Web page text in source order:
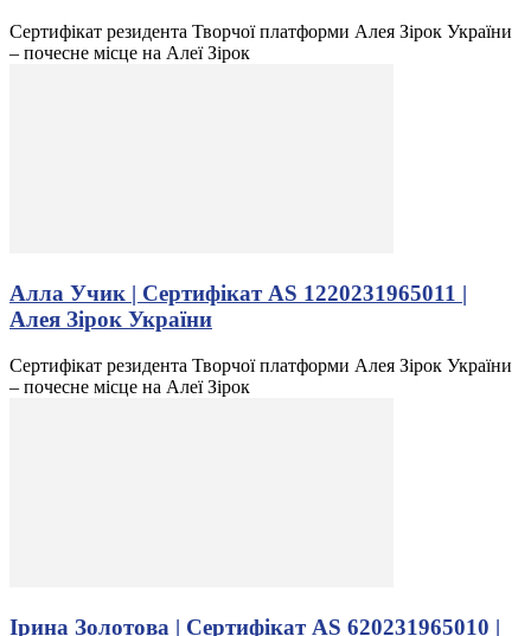
Сертифікат резидента Творчої платформи Алея Зірок України
– почесне місце на Алеї Зірок
Алла Учик | Сертифікат AS 1220231965011 |
Алея Зірок України
Сертифікат резидента Творчої платформи Алея Зірок України
– почесне місце на Алеї Зірок
Ірина Золотова | Сертифікат AS 620231965010 |